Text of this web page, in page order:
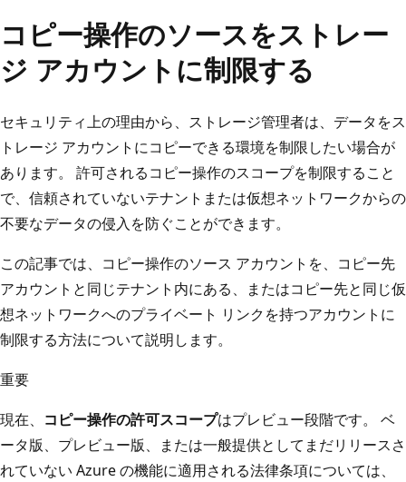
コピー操作のソースをストレー
ジ アカウントに制限する
セキュリティ上の理由から、ストレージ管理者は、データをス
トレージ アカウントにコピーできる環境を制限したい場合が
あります。 許可されるコピー操作のスコープを制限すること
で、信頼されていないテナントまたは仮想ネットワークからの
不要なデータの侵入を防ぐことができます。
この記事では、コピー操作のソース アカウントを、コピー先
アカウントと同じテナント内にある、またはコピー先と同じ仮
想ネットワークへのプライベート リンクを持つアカウントに
制限する方法について説明します。
重要
現在、 コピー操作の許可スコープはプレビュー段階です。 ベ
ータ版、プレビュー版、または一般提供としてまだリリースさ
れていない Azure の機能に適用される法律条項については、